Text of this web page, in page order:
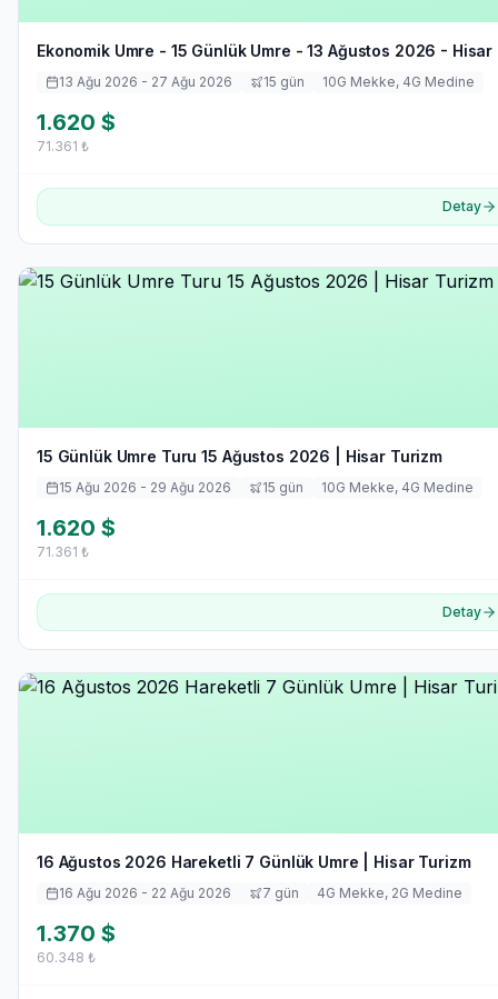
Ekonomik Umre - 15 Günlük Umre - 13 Ağustos 2026 - Hisar
13 Ağu 2026 - 27 Ağu 2026 15 gün 10G Mekke, 4G Medine
1.620 $
71.361 ₺
Detay
15 Günlük Umre Turu 15 Ağustos 2026 | Hisar Turizm
15 Ağu 2026 - 29 Ağu 2026 15 gün 10G Mekke, 4G Medine
1.620 $
71.361 ₺
Detay
16 Ağustos 2026 Hareketli 7 Günlük Umre | Hisar Turizm
16 Ağu 2026 - 22 Ağu 2026 7 gün 4G Mekke, 2G Medine
1.370 $
60.348 ₺